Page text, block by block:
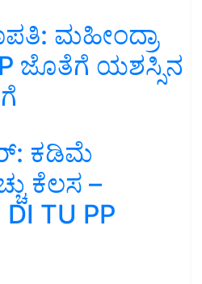
ಮಹೀಂದ್ರಾ
ಜೊತೆಗೆ ಯಶಸ್ಸಿನ
ಕಡಿಮೆ
ಕೆಲಸ –
TU PP